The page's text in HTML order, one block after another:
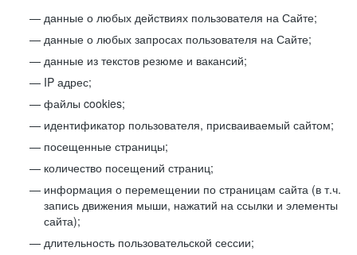
данные о любых действиях пользователя на Сайте;
данные о любых запросах пользователя на Сайте;
данные из текстов резюме и вакансий;
IP адрес;
файлы cookies;
идентификатор пользователя, присваиваемый сайтом;
посещенные страницы;
количество посещений страниц;
информация о перемещении по страницам сайта (в т.ч.
запись движения мыши, нажатий на ссылки и элементы
сайта);
длительность пользовательской сессии;